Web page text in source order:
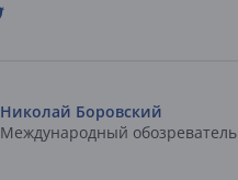
Николай Боровский
Международный обозреватель